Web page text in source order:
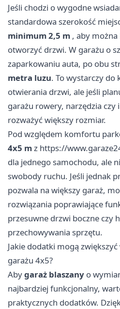
Jeśli chodzi o wygodne
standardowa szerokość
minimum 2,5 m , aby można
otworzyć drzwi. W garażu o
zaparkowaniu auta, po obu
metra luzu. To wystarczy
otwierania drzwi, ale jeśli
garażu rowery, narzędzia czy
rozważyć większy rozmiar.
Pod względem komfortu
4x5 mz https://
dla jednego samochodu, ale
swobody ruchu. Jeśli jednak
pozwala na większy garaż,
rozwiązania poprawiające
przesuwne drzwi boczne czy
przechowywania sprzętu.
Jakie dodatki mogą
garażu 4x5?
Abygaraż blaszany o
najbardziej funkcjonalny,
praktycznych dodatków.